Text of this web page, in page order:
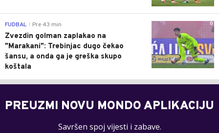
0
FUDBAL Pre 43 min
Zvezdin golman zaplakao na
"Marakani": Trebinjac dugo čekao
šansu, a onda ga je greška skupo
koštala
PREUZMI NOVU MONDO APLIKACIJU
Savršen spoj vijesti i zabave.